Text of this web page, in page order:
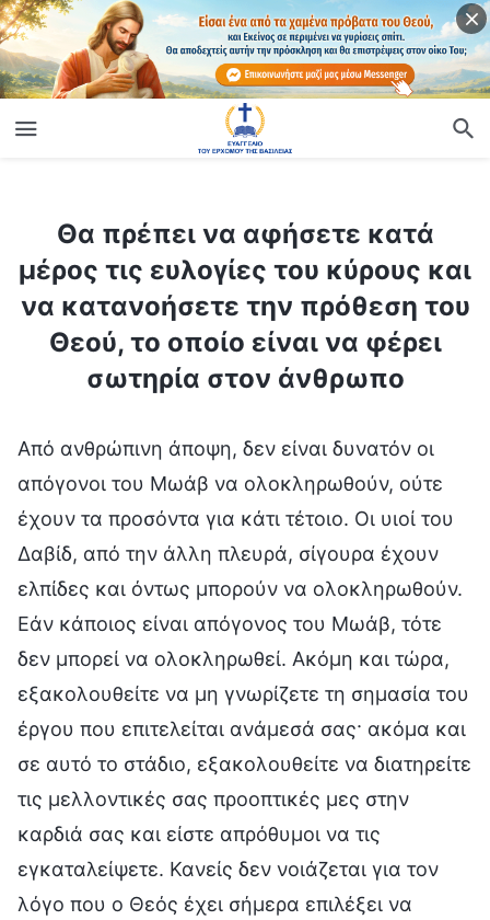
Θα πρέπει να αφήσετε κατά
μέρος τις ευλογίες του κύρους και
να κατανοήσετε την πρόθεση του
Θεού, το οποίο είναι να φέρει
σωτηρία στον άνθρωπο
Από ανθρώπινη άποψη, δεν είναι δυνατόν οι
απόγονοι του Μωάβ να ολοκληρωθούν, ούτε
έχουν τα προσόντα για κάτι τέτοιο. Οι υιοί του
Δαβίδ, από την άλλη πλευρά, σίγουρα έχουν
ελπίδες και όντως μπορούν να ολοκληρωθούν.
Εάν κάποιος είναι απόγονος του Μωάβ, τότε
δεν μπορεί να ολοκληρωθεί. Ακόμη και τώρα,
εξακολουθείτε να μη γνωρίζετε τη σημασία του
έργου που επιτελείται ανάμεσά σας· ακόμα και
σε αυτό το στάδιο, εξακολουθείτε να διατηρείτε
τις μελλοντικές σας προοπτικές μες στην
καρδιά σας και είστε απρόθυμοι να τις
εγκαταλείψετε. Κανείς δεν νοιάζεται για τον
λόγο που ο Θεός έχει σήμερα επιλέξει να